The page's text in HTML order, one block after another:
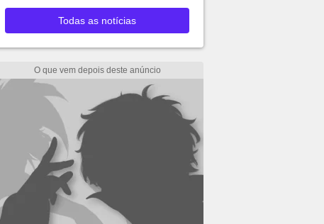
Todas as notícias